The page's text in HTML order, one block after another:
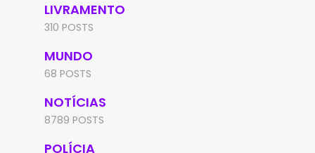
LIVRAMENTO
310 POSTS
MUNDO
68 POSTS
NOTÍCIAS
8789 POSTS
POLÍCIA